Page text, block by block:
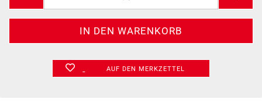
AUF DEN MERKZETTEL